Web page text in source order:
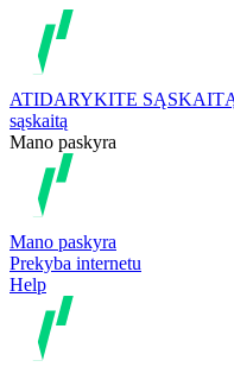
ATIDARYKITE
sąskaitą
Mano paskyra
Mano paskyra
Prekyba internetu
Help